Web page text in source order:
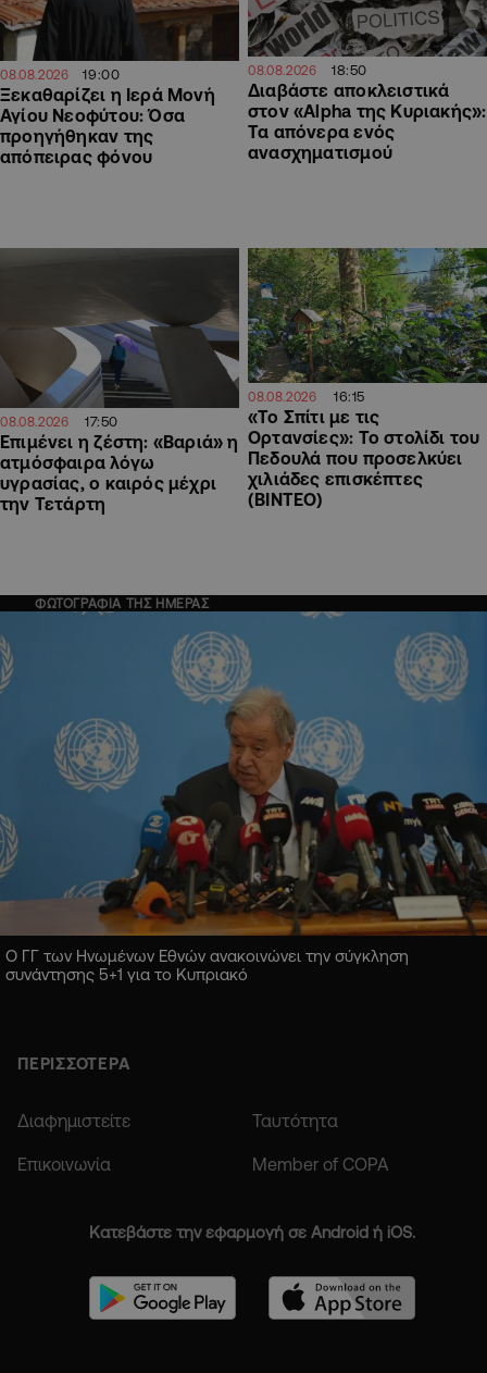
08.08.2026 19:00
Ξεκαθαρίζει η Ιερά Μονή
Αγίου Νεοφύτου: Όσα
προηγήθηκαν της
απόπειρας φόνου
08.08.2026 18:50
Διαβάστε αποκλειστικά
στον «Alpha της Κυριακής»:
Τα απόνερα ενός
ανασχηματισμού
08.08.2026 17:50
Επιμένει η ζέστη: «Βαριά» η
ατμόσφαιρα λόγω
υγρασίας, ο καιρός μέχρι
την Τετάρτη
08.08.2026 16:15
«Το Σπίτι με τις
Ορτανσίες»: Το στολίδι του
Πεδουλά που προσελκύει
χιλιάδες επισκέπτες
(ΒΙΝΤΕΟ)
ΦΩΤΟΓΡΑΦΙΑ ΤΗΣ ΗΜΕΡΑΣ
Ο ΓΓ των Ηνωμένων Εθνών ανακοινώνει την σύγκληση
συνάντησης 5+1 για το Κυπριακό
ΠΕΡΙΣΣΟΤΕΡΑ
Διαφημιστείτε Ταυτότητα
Επικοινωνία Member of COPA
Κατεβάστε την εφαρμογή σε Android ή iOS.